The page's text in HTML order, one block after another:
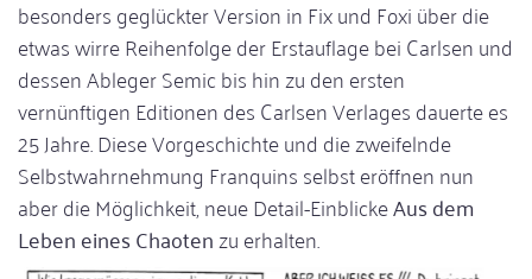
besonders geglückter Version in Fix und Foxi über die
etwas wirre Reihenfolge der Erstauflage bei Carlsen und
dessen Ableger Semic bis hin zu den ersten
vernünftigen Editionen des Carlsen Verlages dauerte es
25 Jahre. Diese Vorgeschichte und die zweifelnde
Selbstwahrnehmung Franquins selbst eröffnen nun
aber die Möglichkeit, neue Detail-EinblickeAus dem
Leben eines Chaotenzu erhalten.